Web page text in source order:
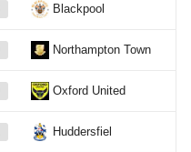
Blackpool
Northampton Town
Oxford United
Huddersfiel